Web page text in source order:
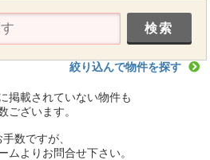
絞り込んで物件を探す
掲載されていない物件も
ございます。
手数ですが、
ムよりお問合せ下さい。